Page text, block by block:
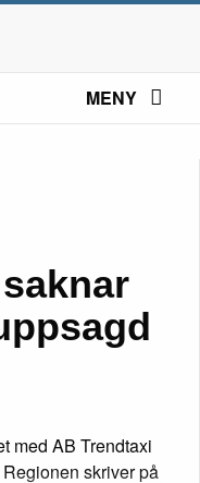
MENY
med AB Trendtaxi
skriver på